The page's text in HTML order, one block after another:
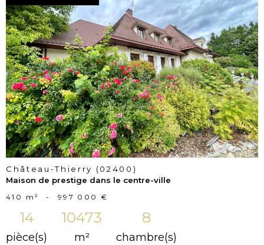
voir le
bien
Château-Thierry (02400)
Maison de prestige dans le centre-ville
410 m² - 997 000 €
14
pièce(s)
10473
m²
8
chambre(s)